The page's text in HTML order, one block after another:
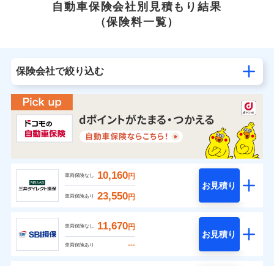
自動車保険会社別見積もり結果
（保険料一覧）
保険会社で絞り込む
車両保険なし 10,160円
車両保険あり 23,550円
お見積り
車両保険なし 11,670円
車両保険あり ---
お見積り